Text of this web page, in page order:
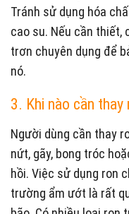
Tránh sử dụng hóa
cao su. Nếu cần thiết,
trơn chuyên dụng để
nó.
3. Khi nào cần thay
Người dùng cần thay
nứt, gãy, bong tróc
hồi. Việc sử dụng ron
trường ẩm ướt là rất